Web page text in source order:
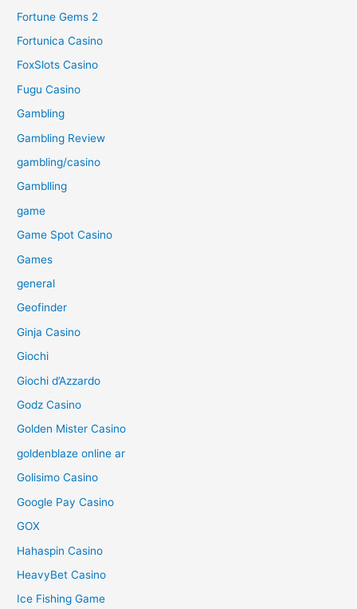
Fortune Gems 2
Fortunica Casino
FoxSlots Casino
Fugu Casino
Gambling
Gambling Review
gambling/casino
Gamblling
game
Game Spot Casino
Games
general
Geofinder
Ginja Casino
Giochi
Giochi d’Azzardo
Godz Casino
Golden Mister Casino
goldenblaze online ar
Golisimo Casino
Google Pay Casino
GOX
Hahaspin Casino
HeavyBet Casino
Ice Fishing Game